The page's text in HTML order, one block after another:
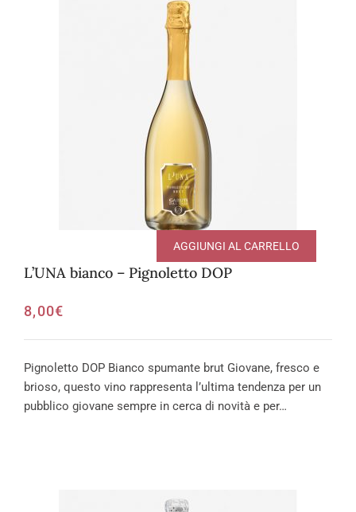
L’UNA bianco – Pignoletto DOP
8,00€
AGGIUNGI AL CARRELLO
Pignoletto DOP Bianco spumante brut Giovane, fresco e
brioso, questo vino rappresenta l’ultima tendenza per un
pubblico giovane sempre in cerca di novità e per…